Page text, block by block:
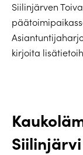
Siilinjärven
kirjoita
Siilinjärvi